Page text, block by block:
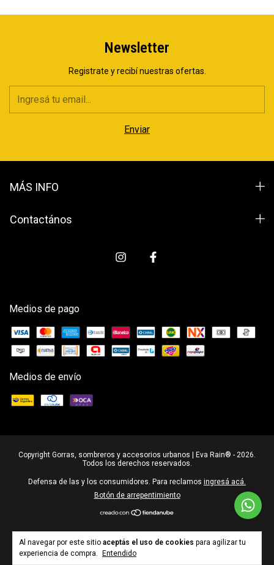
Al navegar por este sitio aceptás el uso de cookies para agilizar tu
experiencia de compra.
Entendido
Newsletter
Registrate y recibí nuestras ofertas.
MÁS INFO
Contactános
Medios de pago
Medios de envío
Copyright Gorras, sombreros y accesorios urbanos | Eva Rain® - 2026.
Todos los derechos reservados.
Defensa de las y los consumidores. Para reclamos ingresá acá.
Botón de arrepentimiento